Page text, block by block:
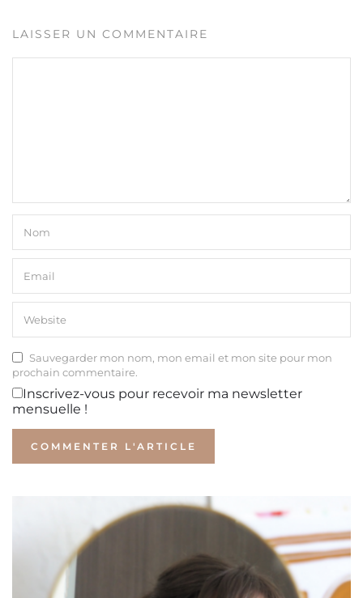
LAISSER UN COMMENTAIRE
Sauvegarder mon nom, mon email et mon site pour mon
prochain commentaire.
Inscrivez-vous pour recevoir ma newsletter
mensuelle !